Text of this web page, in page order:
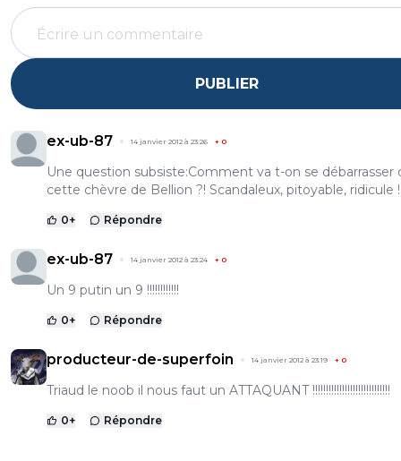
PUBLIER
ex-ub-87 14 janvier 2012 à 23:26 + 0
Une question subsiste:Comment va t-on se débarrasser
cette chèvre de Bellion ?! Scandaleux, pitoyable, ridicule !
0+ Répondre
ex-ub-87 14 janvier 2012 à 23:24 + 0
Un 9 putin un 9 !!!!!!!!!!!!
0+ Répondre
producteur-de-superfoin 14 janvier 2012 à 23:19 + 0
Triaud le noob il nous faut un ATTAQUANT !!!!!!!!!!!!!!!!!!!!!!!!!!!!!
0+ Répondre